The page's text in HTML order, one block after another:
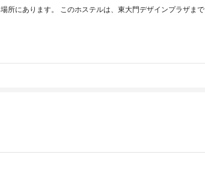
所にあります。 このホステルは、東大門デザインプラザまで